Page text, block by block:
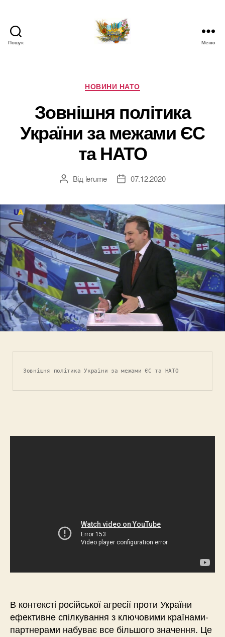
Пошук
Новини
про
НАТО
в
Україні
Меню
Категорії
НОВИНИ НАТО
Зовнішня політика
України за межами ЄС
та НАТО
Автор
Від lerume
Дата07.12.2020
Зовнішня політика України за межами ЄС та НАТО
В контексті російської агресії проти України
ефективне спілкування з ключовими країнами-
партнерами набуває все більшого значення. Це